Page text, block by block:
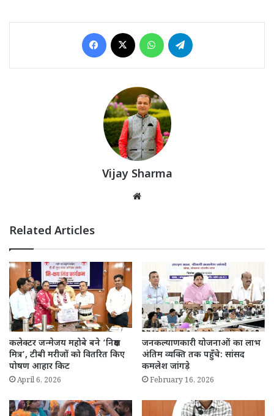
Facebook WhatsApp
Vijay Sharma
Related Articles
कलेक्टर जन्मेजय महोबे बने ‘निक्षय
मित्र’, टीबी मरीजों को वितरित किए
पोषण आहार किट
April 6, 2026
जनकल्याणकारी योजनाओं का लाभ
अंतिम व्यक्ति तक पहुँचे: सांसद
कमलेश जांगड़े
February 16, 2026